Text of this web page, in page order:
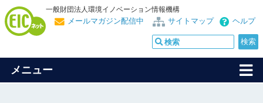
一般財団法人環境イノベーション情報機構
ヘルプ
サイトマップ
メールマガジン配信中
メニュー